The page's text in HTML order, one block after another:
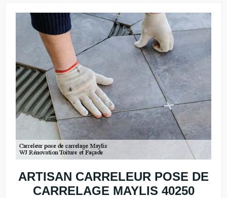
ARTISAN CARRELEUR POSE DE
CARRELAGE MAYLIS 40250